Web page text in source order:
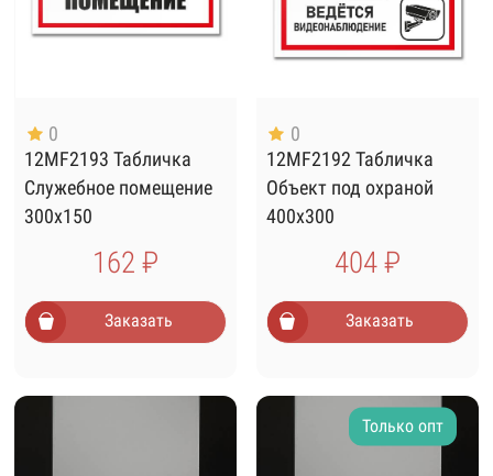
0
12MF2193 Табличка
Служебное помещение
300х150
162 ₽
Заказать
0
12MF2192 Табличка
Объект под охраной
400х300
404 ₽
Заказать
Только опт